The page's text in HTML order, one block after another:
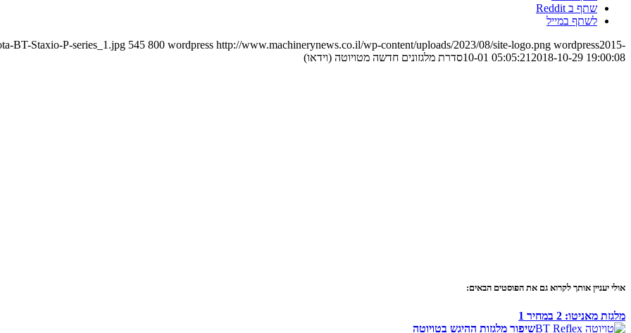
שתף ב Reddit
לשתף במייל
BT-Staxio-P-series_1.jpg 545 800 wordpress http://www.machinerynews.co.il/wp-content/uploads/2023/08/site-logo.png wordpress2015-
10-01 05:05:21 2018-10-29 19:00:08 סדרת מלגזונים חדשה מטויוטה (וידאו)
אולי יעניין אותך לקרוא גם את הפוסטים הבאים:
מלגזת מאניטו: 2 במחיר 1
שיפור מלגזות ההיגש בטויוטה